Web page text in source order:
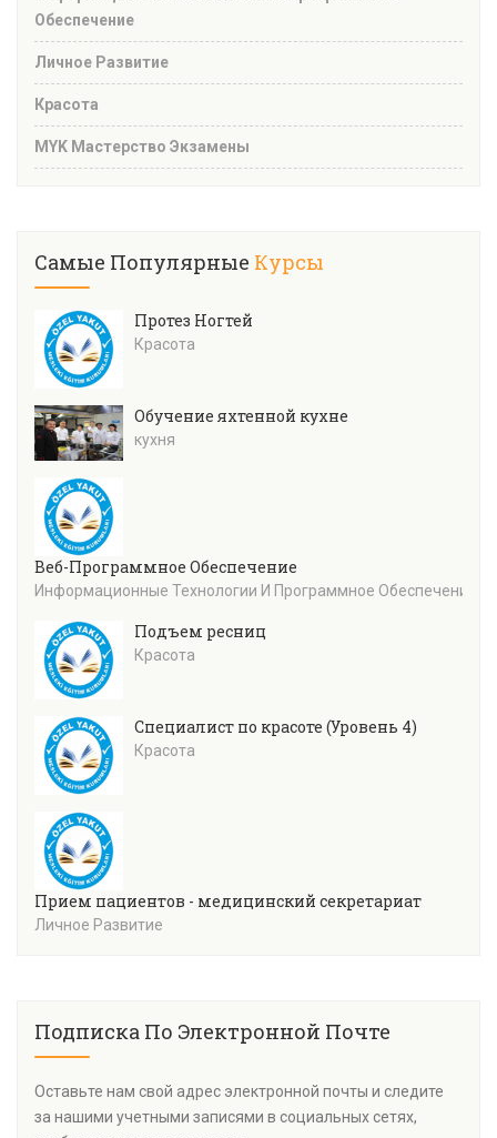
Обеспечение
Личное Развитие
Красота
MYK Мастерство Экзамены
Самые Популярные Курсы
Протез Ногтей
Красота
Обучение яхтенной кухне
кухня
Веб-Программное Обеспечение
Информационные Технологии И Программное Обеспечение
Подъем ресниц
Красота
Специалист по красоте (Уровень 4)
Красота
Прием пациентов - медицинский секретариат
Личное Развитие
Подписка По Электронной Почте
Оставьте нам свой адрес электронной почты и следите
за нашими учетными записями в социальных сетях,